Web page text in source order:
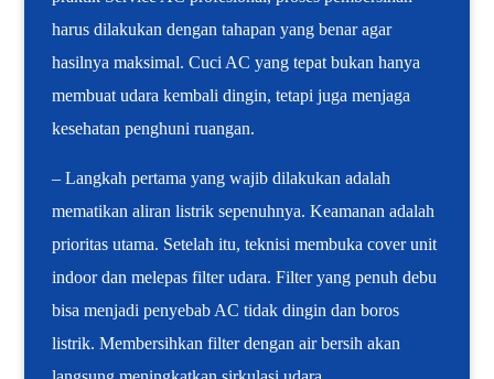
harus dilakukan dengan tahapan yang benar agar
hasilnya maksimal. Cuci AC yang tepat bukan hanya
membuat udara kembali dingin, tetapi juga menjaga
kesehatan penghuni ruangan.
– Langkah pertama yang wajib dilakukan adalah
mematikan aliran listrik sepenuhnya. Keamanan adalah
prioritas utama. Setelah itu, teknisi membuka cover unit
indoor dan melepas filter udara. Filter yang penuh debu
bisa menjadi penyebab AC tidak dingin dan boros
listrik. Membersihkan filter dengan air bersih akan